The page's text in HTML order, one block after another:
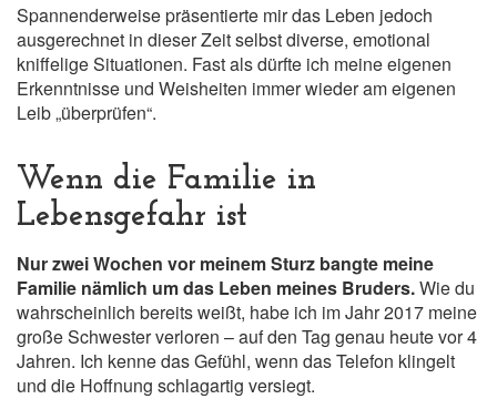
Spannenderweise präsentierte mir das Leben jedoch
ausgerechnet in dieser Zeit selbst diverse, emotional
kniffelige Situationen. Fast als dürfte ich meine eigenen
Erkenntnisse und Weisheiten immer wieder am eigenen
Leib „überprüfen“.
Wenn die Familie in
Lebensgefahr ist
Nur zwei Wochen vor meinem Sturz bangte meine
Familie nämlich um das Leben meines Bruders.Wie du
wahrscheinlich bereits weißt, habe ich im Jahr 2017 meine
große Schwester verloren – auf den Tag genau heute vor 4
Jahren. Ich kenne das Gefühl, wenn das Telefon klingelt
und die Hoffnung schlagartig versiegt.